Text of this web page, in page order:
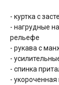
- куртка с
- нагрудные
рельефе
- рукава с
-
- спинка
- укороченная